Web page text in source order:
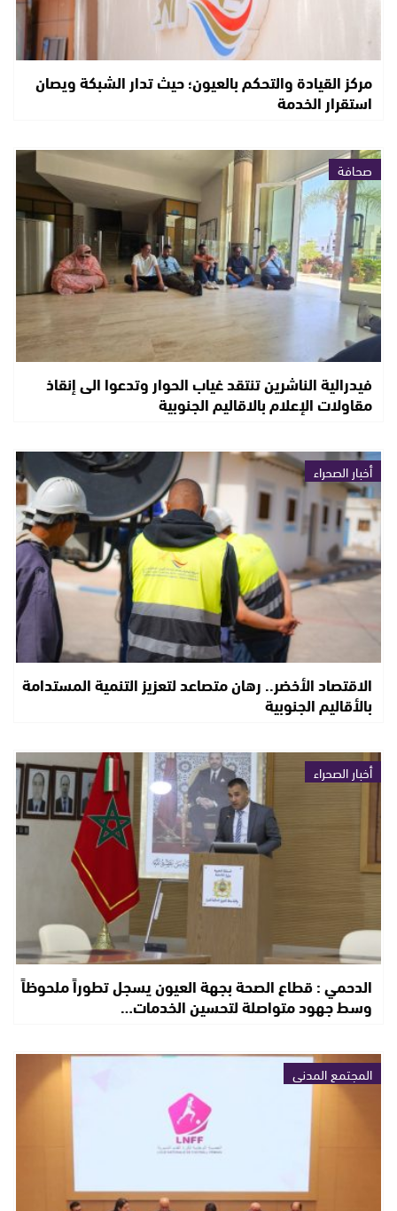
مركز القيادة والتحكم بالعيون؛ حيث تدار الشبكة ويصان
استقرار الخدمة
صحافة
فيدرالية الناشرين تنتقد غياب الحوار وتدعوا الى إنقاذ
مقاولات الإعلام بالاقاليم الجنوبية
أخبار الصحراء
الاقتصاد الأخضر.. رهان متصاعد لتعزيز التنمية المستدامة
بالأقاليم الجنوبية
أخبار الصحراء
الدحمي : قطاع الصحة بجهة العيون يسجل تطوراً ملحوظاً
وسط جهود متواصلة لتحسين الخدمات…
المجتمع المدني